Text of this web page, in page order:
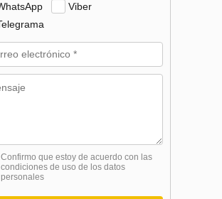
Viber
Confirmo que estoy de acuerdo con las
condiciones de uso de los datos
personales